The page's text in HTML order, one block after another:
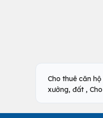
Cho thuê căn
xưởng, đất ,